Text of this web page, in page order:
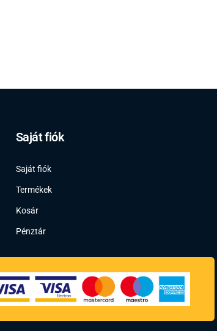
Saját fiók
Saját fiók
Termékek
Kosár
Pénztár